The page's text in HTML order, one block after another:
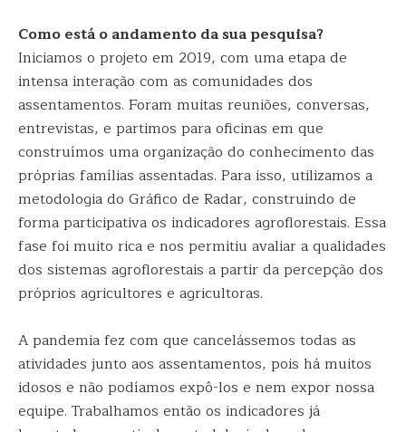
Como está o andamento da sua pesquisa?
Iniciamos o projeto em 2019, com uma etapa de
intensa interação com as comunidades dos
assentamentos. Foram muitas reuniões, conversas,
entrevistas, e partimos para oficinas em que
construímos uma organização do conhecimento das
próprias famílias assentadas. Para isso, utilizamos a
metodologia do Gráfico de Radar, construindo de
forma participativa os indicadores agroflorestais. Essa
fase foi muito rica e nos permitiu avaliar a qualidades
dos sistemas agroflorestais a partir da percepção dos
próprios agricultores e agricultoras.
A pandemia fez com que cancelássemos todas as
atividades junto aos assentamentos, pois há muitos
idosos e não podíamos expô-los e nem expor nossa
equipe. Trabalhamos então os indicadores já